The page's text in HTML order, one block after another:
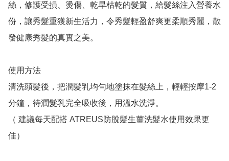
絲，修護受損、燙傷、乾旱枯乾的髮質，給髮絲注入營養水
份，讓秀髮重獲新生活力，令秀髮輕盈舒爽更柔順秀麗，散
發健康秀髮的真實之美。
使用方法
清洗頭髮後，把潤髮乳均勻地塗抹在髮絲上，輕輕按摩1-2
分鐘，待潤髮乳完全吸收後，用溫水洗淨。
（ 建議每天配搭 ATREUS防脫髮生薑洗髮水使用效果更
佳）